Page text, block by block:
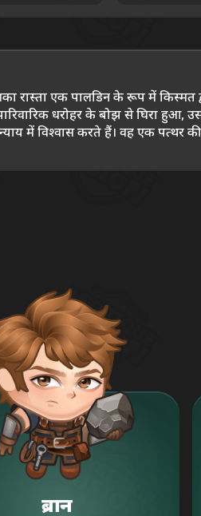
रास्ता एक पालडिन के रूप में किस्मत
में विश्वास करते हैं। वह एक पत्थर
ब्रान